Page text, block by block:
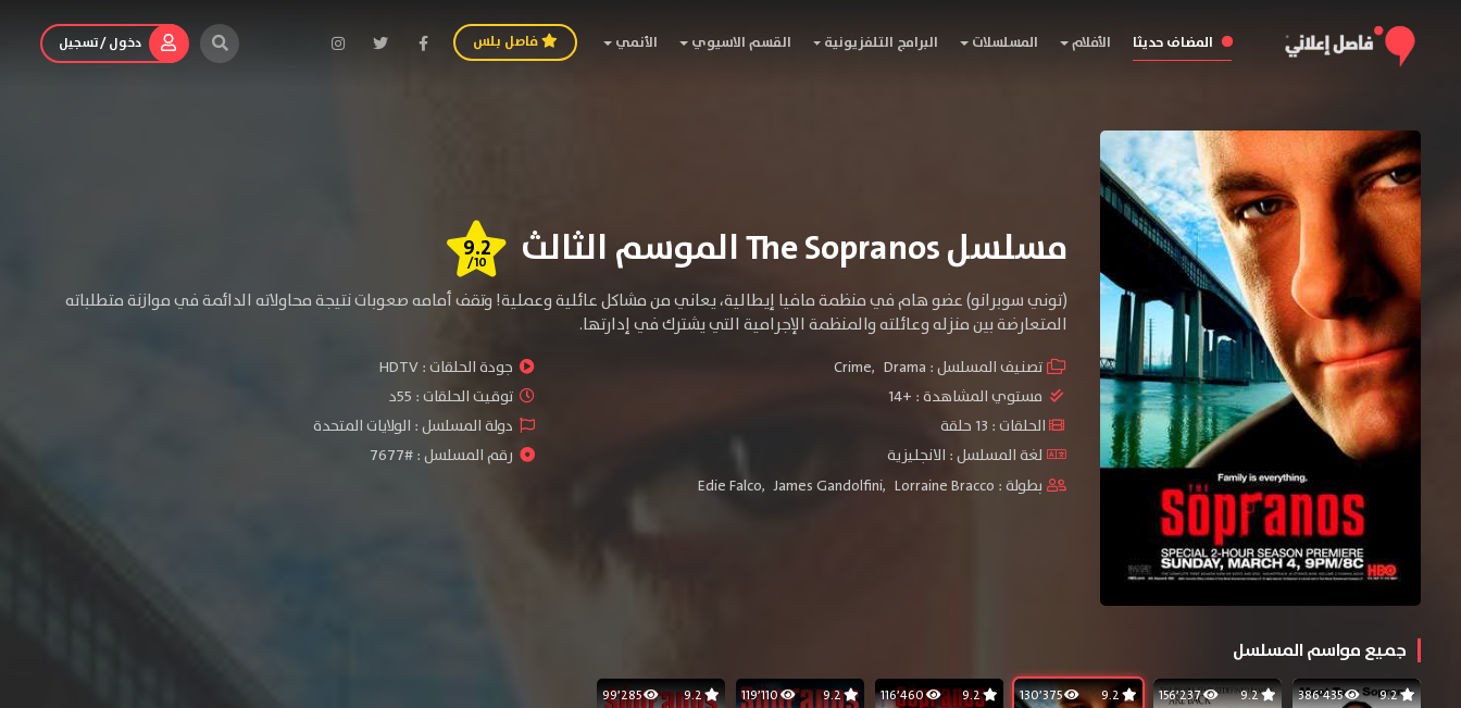
المضاف حديثا الأفلام المسلسلات البرامج التلفزيونية القسم الاسيوي الأنمي فاصل بلس دخول / تسجيل
مسلسل The Sopranos الموسم الثالث 9.2
/10
(توني سوبرانو) عضو هام في منظمة مافيا إيطالية، يعاني من مشاكل عائلية وعملية! وتقف أمامه صعوبات نتيجة محاولاته الدائمة في موازنة متطلباته
المتعارضة بين منزله وعائلته والمنظمة الإجرامية التي يشترك فيإدارتها.
تصنيف المسلسل : Crime, Drama جودة الحلقات :HDTV
مستوي المشاهدة : +14
توقيت الحلقات : 55د
الحلقات : 13 حلقة
دولة المسلسل : الولايات المتحدة
لغة المسلسل : الانجليزية
رقم المسلسل : #7677
بطولة :
Edie Falco, James Gandolfini, Lorraine Bracco
جميع مواسم المسلسل
9.2 386٬435 9.2 156٬237 9.2 130٬375 9.2 116٬460 9.2 119٬110 9.2 99٬285